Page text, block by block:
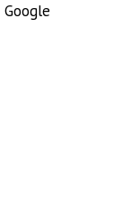
Google